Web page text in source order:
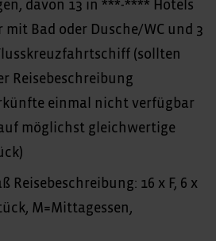
davon 13 in ***-**** Hotels
mit Bad oder Dusche/WC und 3
(sollten
Reisebeschreibung
einmal nicht verfügbar
möglichst gleichwertige
Reisebeschreibung: 16 x F, 6 x
M=Mittagessen,